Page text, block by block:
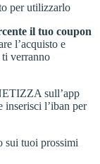
per utilizzarlo
il tuo coupon
l’acquisto e
ti verranno
sull’app
inserisci l’iban per
sui tuoi prossimi